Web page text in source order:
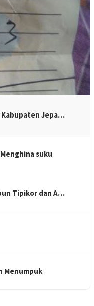
Kabupaten Jepa…
suku
Tipikor dan A…
Menumpuk